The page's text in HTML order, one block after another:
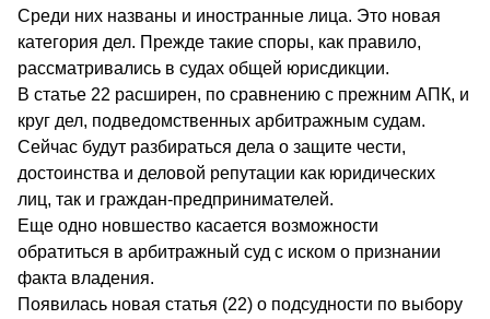
Среди них названы и иностранные лица. Это новая
категория дел. Прежде такие споры, как правило,
рассматривались в судах общей юрисдикции.
В статье 22 расширен, по сравнению с прежним АПК, и
круг дел, подведомственных арбитражным судам.
Сейчас будут разбираться дела о защите чести,
достоинства и деловой репутации как юридических
лиц, так и граждан-предпринимателей.
Еще одно новшество касается возможности
обратиться в арбитражный суд с иском о признании
факта владения.
Появилась новая статья (22) о подсудности по выбору